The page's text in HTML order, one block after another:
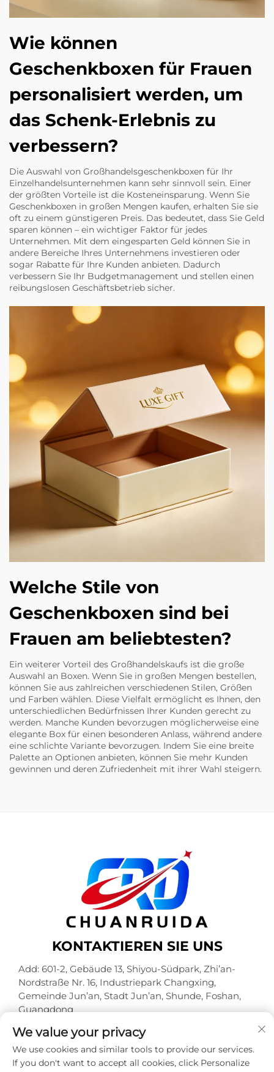
Wie können
Geschenkboxen für Frauen
personalisiert werden, um
das Schenk-Erlebnis zu
verbessern?
Die Auswahl von Großhandelsgeschenkboxen für Ihr
Einzelhandelsunternehmen kann sehr sinnvoll sein. Einer
der größten Vorteile ist die Kosteneinsparung. Wenn Sie
Geschenkboxen in großen Mengen kaufen, erhalten Sie sie
oft zu einem günstigeren Preis. Das bedeutet, dass Sie Geld
sparen können – ein wichtiger Faktor für jedes
Unternehmen. Mit dem eingesparten Geld können Sie in
andere Bereiche Ihres Unternehmens investieren oder
sogar Rabatte für Ihre Kunden anbieten. Dadurch
verbessern Sie Ihr Budgetmanagement und stellen einen
reibungslosen Geschäftsbetrieb sicher.
Welche Stile von
Geschenkboxen sind bei
Frauen am beliebtesten?
Ein weiterer Vorteil des Großhandelskaufs ist die große
Auswahl an Boxen. Wenn Sie in großen Mengen bestellen,
können Sie aus zahlreichen verschiedenen Stilen, Größen
und Farben wählen. Diese Vielfalt ermöglicht es Ihnen, den
unterschiedlichen Bedürfnissen Ihrer Kunden gerecht zu
werden. Manche Kunden bevorzugen möglicherweise eine
elegante Box für einen besonderen Anlass, während andere
eine schlichte Variante bevorzugen. Indem Sie eine breite
Palette an Optionen anbieten, können Sie mehr Kunden
gewinnen und deren Zufriedenheit mit ihrer Wahl steigern.
KONTAKTIEREN SIE UNS
Add: 601-2, Gebäude 13, Shiyou-Südpark, Zhi’an-
Nordstraße Nr. 16, Industriepark Changxing,
Gemeinde Jun’an, Stadt Jun’an, Shunde, Foshan,
Guangdong
Tel.: +86-18320933590
E-Mail:[email protected]
We value your privacy
We use cookies and similar tools to provide our services.
If you don't want to accept all cookies, click Personalize